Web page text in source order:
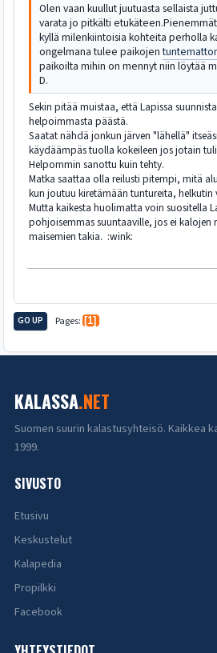
Olen vaan kuullut juutuasta sellaista
varata jo pitkälti
kyllä milenkiintoisia kohteita perholla
ongelmana tulee paikojen
paikoilta mihin on mennyt niin löytää
D.
Sekin pitää muistaa, että Lapissa
helpoimmasta päästä.
Saatat nähdä jonkun järven "lähellä"
käydäämpäs tuolla kokeileen jos jotain
Helpommin sanottu kuin tehty.
Matka saattaa olla reilusti pitempi, mitä
kun joutuu kiretämään tuntureita, helkutin
Mutta kaikesta huolimatta voin suositella
pohjoisemmas suuntaaville, jos ei kalojen
maisemien takia. :wink:
GO UP Pages 1
KALASSA.NET
Suomen suurin kalastusyhteisö. Kaikkea
1999.
SIVUSTO
Etusivu
Keskustelut
Kalapedia
Propilkki
Facebook